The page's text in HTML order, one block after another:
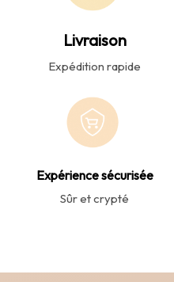
Livraison
Expédition rapide
Expérience sécurisée
Sûr et crypté